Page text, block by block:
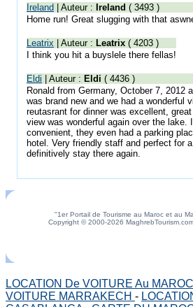
Ireland | Auteur : Ireland ( 3493 )
Home run! Great slugging with that
Leatrix | Auteur : Leatrix ( 4203 )
I think you hit a buyslele there fellas!
Eldi | Auteur : Eldi ( 4436 )
Ronald from Germany, October 7, 2012
was brand new and we had a wonderful
reutasrant for dinner was excellent,
view was wonderful again over the lake.
convenient, they even had a parking
hotel. Very friendly staff and perfect for a
definitively stay there again.
"1er Portail de Tourisme au Maroc et au
Copyright © 2000-2026
LOCATION De VOITURE Au MAROC
VOITURE MARRAKECH -